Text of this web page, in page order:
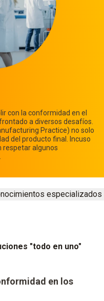
con la conformidad en el
a diversos desafíos.
Practice) no solo
del producto final. Incuso
respetar algunos
"todo en uno"
en los